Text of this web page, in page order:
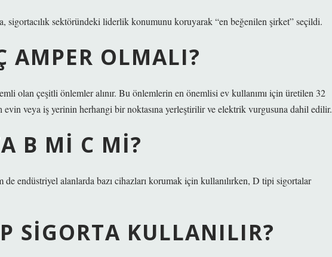
sigortacılık sektöründeki liderlik konumunu koruyarak “en beğenilen şirket” seçildi.
AMPER OLMALI?
olan çeşitli önlemler alınır. Bu önlemlerin en önemlisi ev kullanımı için üretilen 32
evin veya iş yerinin herhangi bir noktasına yerleştirilir ve elektrik vurgusuna dahil edilir.
B MI C MI?
endüstriyel alanlarda bazı cihazları korumak için kullanılırken, D tipi sigortalar
SIGORTA KULLANILIR?